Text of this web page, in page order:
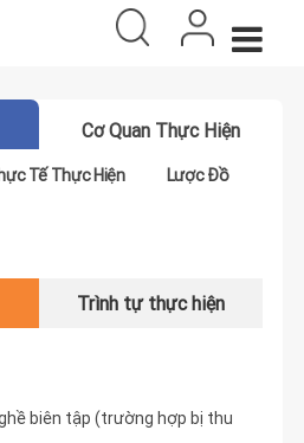
Cơ Quan Thực Hiện
Tế Thực Hiện Lược Đồ
Trình tự thực hiện
biên tập (trường hợp bị thu